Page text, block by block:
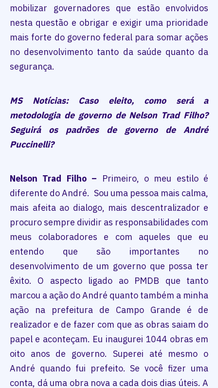
mobilizar governadores que estão envolvidos
nesta questão e obrigar e exigir uma prioridade
mais forte do governo federal para somar ações
no desenvolvimento tanto da saúde quanto da
segurança.
MS Notícias: Caso eleito, como será a
metodologia de governo de Nelson Trad Filho?
Seguirá os padrões de governo de André
Puccinelli?
Nelson Trad Filho – Primeiro, o meu estilo é
diferente do André. Sou uma pessoa mais calma,
mais afeita ao dialogo, mais descentralizador e
procuro sempre dividir as responsabilidades com
meus colaboradores e com aqueles que eu
entendo que são importantes no
desenvolvimento de um governo que possa ter
êxito. O aspecto ligado ao PMDB que tanto
marcou a ação do André quanto também a minha
ação na prefeitura de Campo Grande é de
realizador e de fazer com que as obras saiam do
papel e aconteçam. Eu inaugurei 1044 obras em
oito anos de governo. Superei até mesmo o
André quando fui prefeito. Se você fizer uma
conta, dá uma obra nova a cada dois dias úteis. A